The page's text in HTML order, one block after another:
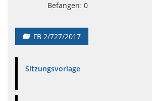
Befangen: 0
FB 2/727/2017
Sitzungsvorlage